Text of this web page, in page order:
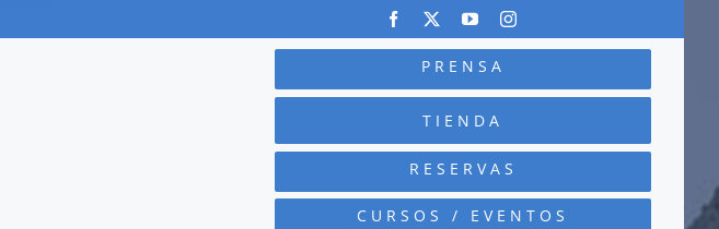
PRENSA
TIENDA
RESERVAS
CURSOS / EVENTOS